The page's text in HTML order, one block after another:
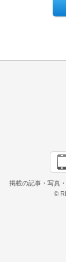
掲載の記事・写真
©